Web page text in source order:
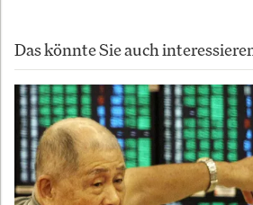
Das könnte Sie auch